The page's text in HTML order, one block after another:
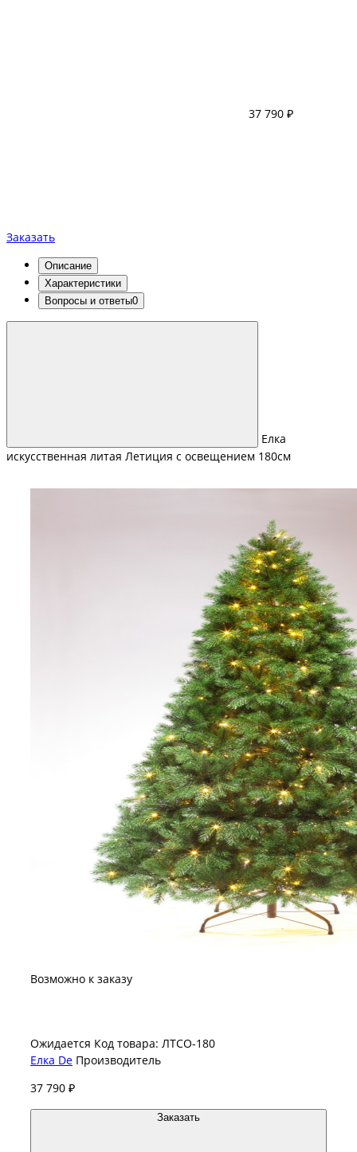
37 790 ₽
Заказать
Описание
Характеристики
Вопросы и ответы0
Елка
искусственная литая Летиция с освещением 180см
Возможно к заказу
Ожидается Код товара: ЛТСО-180
Елка De Производитель
37 790 ₽
Заказать